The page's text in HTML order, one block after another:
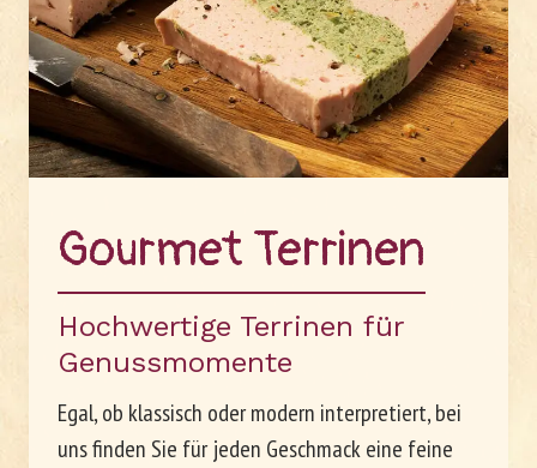
Unternehmen
Arbeiten bei Le Patron
Gour­met Ter­ri­nen
Hochwertige Terrinen für
Genussmomente
Egal, ob klassisch oder modern interpretiert, bei
uns finden Sie für jeden Geschmack eine feine